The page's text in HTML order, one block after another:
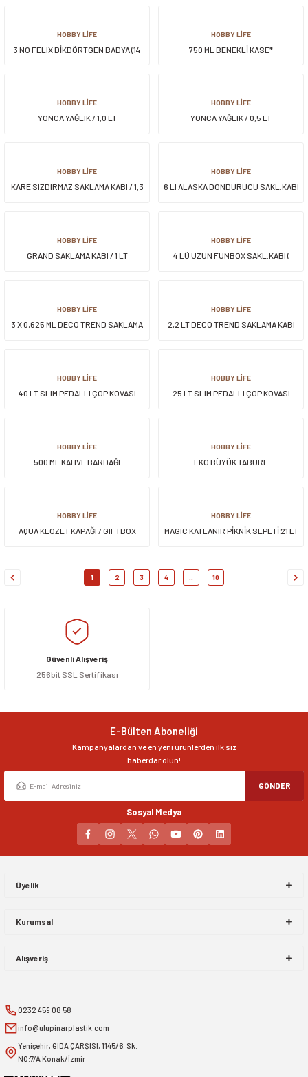
HOBBY LİFE
3 NO FELIX DİKDÖRTGEN BADYA (14
HOBBY LİFE
750 ML BENEKLİ KASE*
HOBBY LİFE
YONCA YAĞLIK / 1,0 LT
HOBBY LİFE
YONCA YAĞLIK / 0,5 LT
HOBBY LİFE
KARE SIZDIRMAZ SAKLAMA KABI / 1,3
HOBBY LİFE
6 LI ALASKA DONDURUCU SAKL.KABI
HOBBY LİFE
GRAND SAKLAMA KABI / 1 LT
HOBBY LİFE
4 LÜ UZUN FUNBOX SAKL.KABI (
HOBBY LİFE
3 X 0,625 ML DECO TREND SAKLAMA
HOBBY LİFE
2,2 LT DECO TREND SAKLAMA KABI
HOBBY LİFE
40 LT SLIM PEDALLI ÇÖP KOVASI
HOBBY LİFE
25 LT SLIM PEDALLI ÇÖP KOVASI
HOBBY LİFE
500 ML KAHVE BARDAĞI
HOBBY LİFE
EKO BÜYÜK TABURE
HOBBY LİFE
AQUA KLOZET KAPAĞI / GIFTBOX
HOBBY LİFE
MAGIC KATLANIR PİKNİK SEPETİ 21 LT
1 2 3 4 10
Güvenli Alışveriş
256bit SSL Sertifikası
E-Bülten Aboneliği
Kampanyalardan ve en yeni ürünlerden ilk siz
haberdar olun!
GÖNDER
Sosyal Medya
0232 459 08 58
info@ulupinarplastik.com
Yenişehir, GIDA ÇARŞISI, 1145/6. Sk.
NO:7/A Konak/İzmir
Üyelik
Kurumsal
Alışveriş